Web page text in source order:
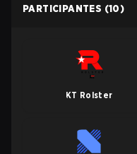
PARTICIPANTES (10)
KT Rolster